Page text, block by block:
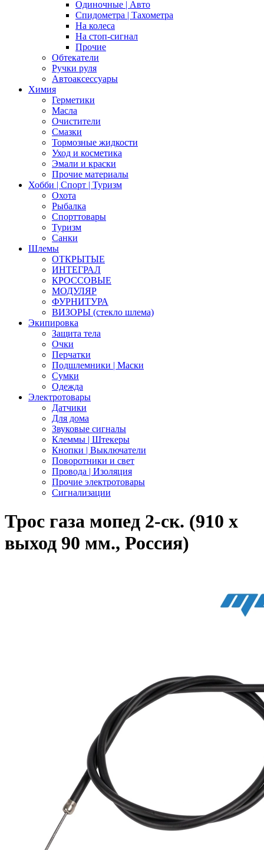
Одиночные | Авто
Спидометра | Тахометра
На колеса
На стоп-сигнал
Прочие
Обтекатели
Ручки руля
Автоаксессуары
Химия
Герметики
Масла
Очистители
Смазки
Тормозные жидкости
Уход и косметика
Эмали и краски
Прочие материалы
Хобби | Cпорт | Туризм
Охота
Рыбалка
Спорттовары
Туризм
Санки
Шлемы
ОТКРЫТЫЕ
ИНТЕГРАЛ
КРОССОВЫЕ
МОДУЛЯР
ФУРНИТУРА
ВИЗОРЫ (стекло шлема)
Экипировка
Защита тела
Очки
Перчатки
Подшлемники | Маски
Сумки
Одежда
Электротовары
Датчики
Для дома
Звуковые сигналы
Клеммы | Штекеры
Кнопки | Выключатели
Поворотники и свет
Провода | Изоляция
Прочие электротовары
Сигнализации
Трос газа мопед 2-ск. (910 x
выход 90 мм., Россия)